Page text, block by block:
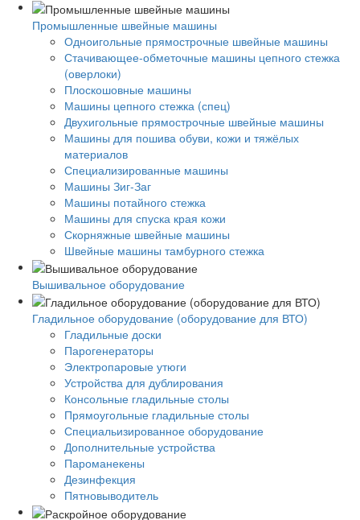
Промышленные швейные машины
Одноигольные прямострочные швейные машины
Стачивающее-обметочные машины цепного стежка
(оверлоки)
Плоскошовные машины
Машины цепного стежка (спец)
Двухигольные прямострочные швейные машины
Машины для пошива обуви, кожи и тяжёлых
материалов
Специализированные машины
Машины Зиг-Заг
Машины потайного стежка
Машины для спуска края кожи
Скорняжные швейные машины
Швейные машины тамбурного стежка
Вышивальное оборудование
Гладильное оборудование (оборудование для ВТО)
Гладильные доски
Парогенераторы
Электропаровые утюги
Устройства для дублирования
Консольные гладильные столы
Прямоугольные гладильные столы
Специальизированное оборудование
Дополнительные устройства
Пароманекены
Дезинфекция
Пятновыводитель